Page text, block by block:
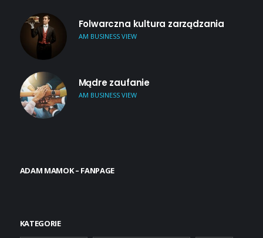
Folwarczna kultura zarządzania
AM BUSINESS VIEW
Mądre zaufanie
AM BUSINESS VIEW
ADAM MAMOK – FANPAGE
KATEGORIE